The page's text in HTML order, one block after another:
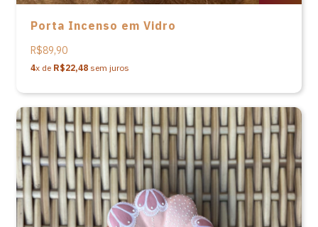
Porta Incenso em Vidro
R$89,90
4x de R$22,48 sem juros